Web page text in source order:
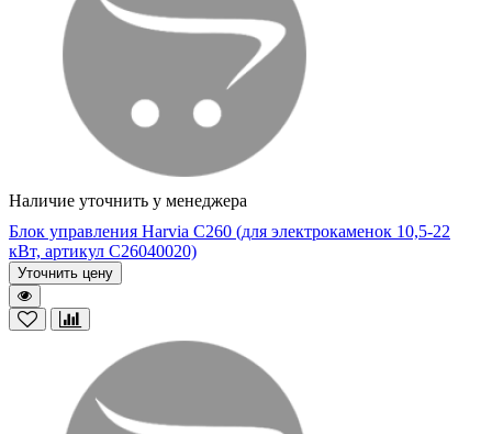
Наличие уточнить у менеджера
Блок управления Harvia C260 (для электрокаменок 10,5-22
кВт, артикул C26040020)
Уточнить цену